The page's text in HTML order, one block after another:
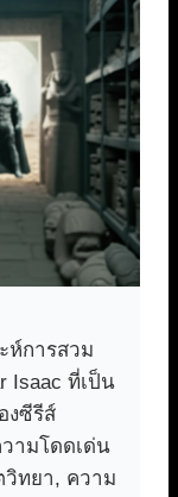
ห์การสวม
Isaac ที่เป็น
งซีรีส์
วามโดดเด่น
ทยา, ความ